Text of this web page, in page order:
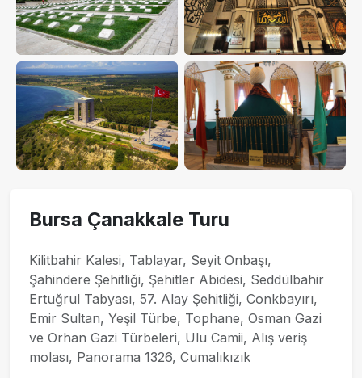
Bursa Çanakkale Turu
Kilitbahir Kalesi, Tablayar, Seyit Onbaşı,
Şahindere Şehitliği, Şehitler Abidesi, Seddülbahir
Ertuğrul Tabyası, 57. Alay Şehitliği, Conkbayırı,
Emir Sultan, Yeşil Türbe, Tophane, Osman Gazi
ve Orhan Gazi Türbeleri, Ulu Camii, Alış veriş
molası, Panorama 1326, Cumalıkızık